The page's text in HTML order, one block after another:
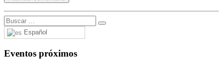
Español
Eventos próximos